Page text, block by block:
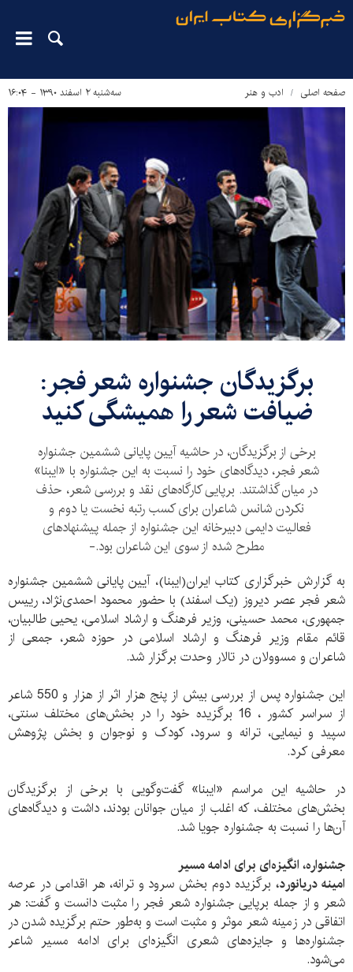
صفحه اصلی ادب و هنر سه‌شنبه ۲ اسفند ۱۳۹۰ - ۱۶:۰۴
برگزيدگان جشنواره شعر فجر:
ضیافت شعر را همیشگی کنید
برخی از برگزیدگان، در حاشیه آیین پایانی ششمین جشنواره
شعر فجر، دیدگاه‌های خود را نسبت به اين جشنواره با «ایبنا»
در میان گذاشتند. برپایی کارگاه‌های نقد و بررسی شعر، حذف
نکردن شانس شاعران برای کسب رتبه نخست یا دوم و
فعالیت دایمی دبیرخانه این جشنواره از جمله پیشنهاد‌های
مطرح شده از سوی این شاعران بود.-
به گزارش خبرگزاری کتاب ایران(ایبنا)، آیین پایانی ششمین جشنواره
شعر فجر عصر دیروز (یک اسفند) با حضور محمود احمدی‌نژاد، رییس
جمهوری، محمد حسینی، وزیر فرهنگ و ارشاد اسلامی، یحیی طالبیان،
قائم مقام وزیر فرهنگ و ارشاد اسلامی در حوزه شعر، جمعی از
شاعران و مسوولان در تالار وحدت برگزار شد.
این جشنواره پس از بررسی بیش از پنج هزار اثر از هزار و 550 شاعر
از سراسر کشور ، 16 برگزیده خود را در بخش‌های مختلف سنتی،
سپید و نیمایی، ترانه و سرود، کودک و نوجوان و بخش پژوهش
معرفی کرد.
در حاشیه این مراسم «ایبنا» گفت‌و‌گویی با برخی از برگزیدگان
بخش‌های مختلف، که اغلب از میان جوانان بودند، داشت و دیدگاه‌های
آن‌ها را نسبت به جشنواره جویا شد.
جشنواره، انگیزه‌ای برای ادامه مسیر
امینه دریانورد،برگزیده دوم بخش سرود و ترانه، هر اقدامی در عرصه
شعر و از جمله برپایی جشنواره شعر فجر را مثبت دانست و گفت: هر
اتفاقی در زمینه شعر موثر و مثبت است و به‌طور حتم برگزیده شدن در
جشنواره‌ها و جایزه‌های شعری انگیزه‌ای برای ادامه مسیر شاعر
می‌شود.